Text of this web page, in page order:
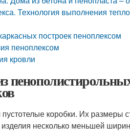
Технология выполнения
построек пеноплексом
пеноплексом
кровли
коробки. Их размеры
изделия несколько меньшей